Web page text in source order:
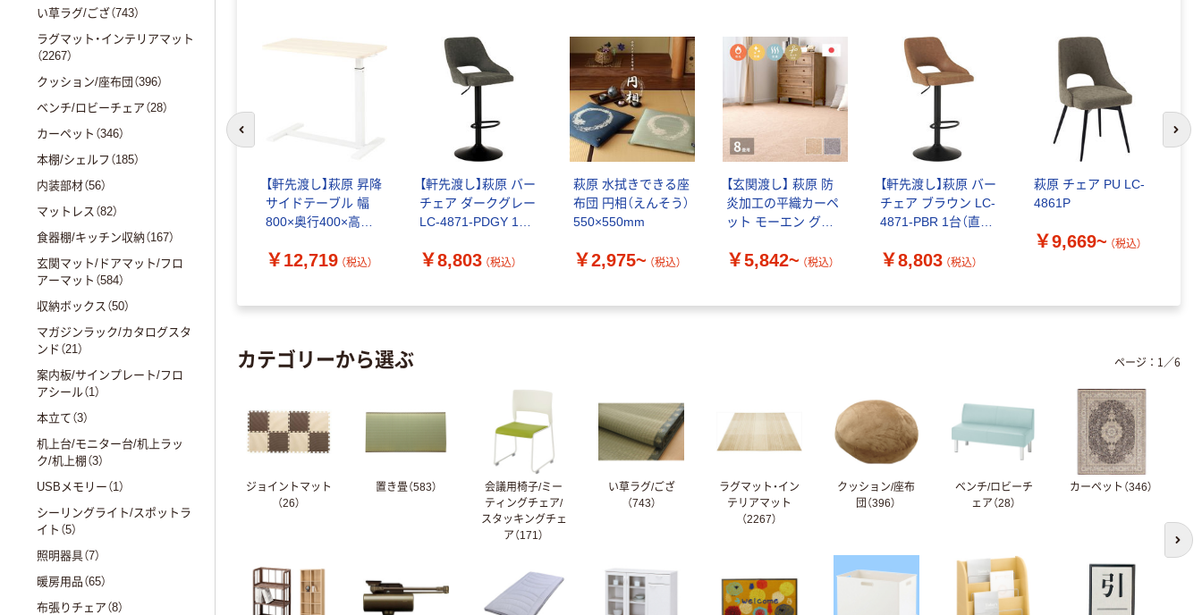
【軒先渡し】萩原 昇降
サイドテーブル 幅
800×奥行400×高さ
ォッシュ KT-
￥12,719 （税込）
【軒先渡し】萩原 バー
チェア ダークグレー
LC-4871-PDGY 1台
￥8,803 （税込）
萩原 水拭きできる座
布団 円相（えんそう）
550×550mm
￥2,975~ （税込）
【玄関渡し】 萩原 防
炎加工の平織カーペ
ット モーエン グレ
￥5,842~ （税込）
【軒先渡し】萩原 バー
チェア ブラウン LC-
4871-PBR 1台（直送
￥8,803 （税込）
萩原 チェア PU LC-
4861P
￥9,669~ （税込）
前のスライドへ 次
カテゴリーから選ぶ
ジョイントマット
（26）
置き畳（583）
会議用椅子/ミー
ティングチェア/
スタッキングチェ
ア（171）
い草ラグ/ござ
（743）
ラグマット・イン
テリアマット
（2267）
クッション/座布
団（396）
ベンチ/ロビーチ
ェア（28）
カーペット（346）
ページ： 1／6
次
い草ラグ/ござ（743）
ラグマット・インテリアマット
（2267）
クッション/座布団（396）
ベンチ/ロビーチェア（28）
カーペット（346）
本棚/シェルフ（185）
内装部材（56）
マットレス（82）
食器棚/キッチン収納（167）
玄関マット/ドアマット/フロ
アーマット（584）
収納ボックス（50）
マガジンラック/カタログスタ
ンド（21）
案内板/サインプレート/フロ
アシール（1）
本立て（3）
机上台/モニター台/机上ラッ
ク/机上棚（3）
USBメモリー（1）
シーリングライト/スポットラ
イト（5）
照明器具（7）
暖房用品（65）
布張りチェア（8）